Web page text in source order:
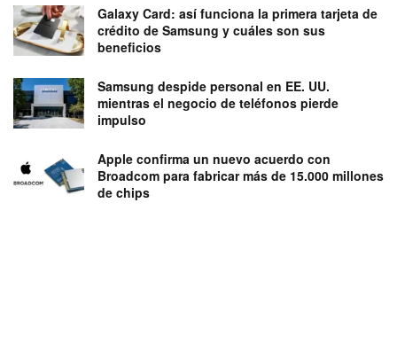
Galaxy Card: así funciona la primera tarjeta de
crédito de Samsung y cuáles son sus
beneficios
Samsung despide personal en EE. UU.
mientras el negocio de teléfonos pierde
impulso
Apple confirma un nuevo acuerdo con
Broadcom para fabricar más de 15.000 millones
de chips